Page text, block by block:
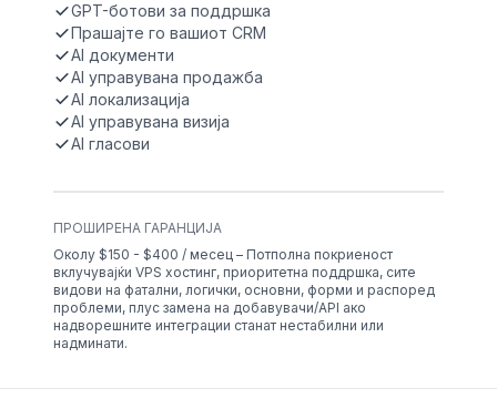
GPT-ботови за поддршка
Прашајте го вашиот CRM
AI документи
AI управувана продажба
AI локализација
AI управувана визија
AI гласови
ПРОШИРЕНА ГАРАНЦИЈА
Околу $150 - $400 / месец – Потполна покриеност
вклучувајќи VPS хостинг, приоритетна поддршка, сите
видови на фатални, логички, основни, форми и распоред
проблеми, плус замена на добавувачи/API ако
надворешните интеграции станат нестабилни или
надминати.